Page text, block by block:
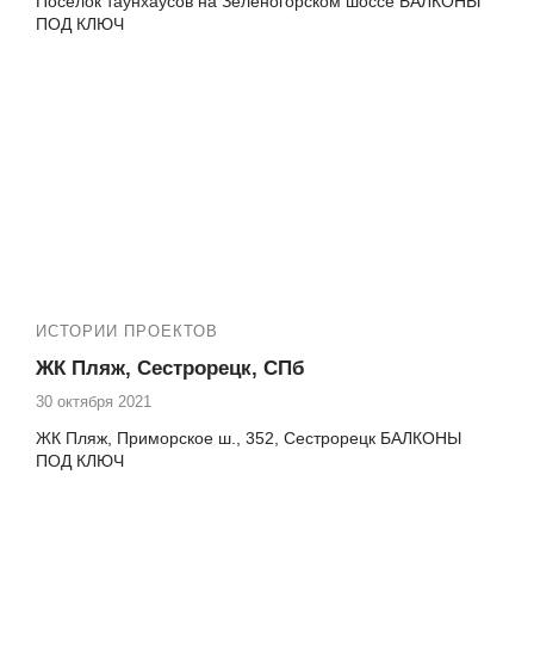
ПОД КЛЮЧ
ИСТОРИИ ПРОЕКТОВ
ЖК Пляж, Сестрорецк, СПб
30 октября 2021
ЖК Пляж, Приморское ш., 352, Сестрорецк БАЛКОНЫ
ПОД КЛЮЧ